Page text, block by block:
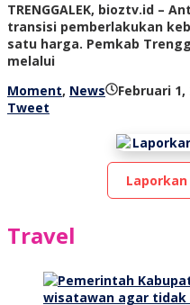
TRENGGALEK, bioztv.id –
transisi pemberlakukan
satu harga. Pemkab
melalui
Moment, News Februari 1,
Tweet
Laporkan
Travel